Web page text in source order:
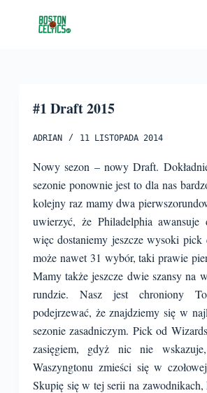
#1 Draft 2015
ADRIAN 11 LISTOPADA 2014
Nowy sezon – nowy Draft.
sezonie ponownie jest to dla nas
kolejny raz mamy dwa
uwierzyć, że Philadelphia
więc dostaniemy jeszcze wysoki
może nawet 31 wybór, taki prawie
Mamy także jeszcze dwie szansy na
rundzie. Nasz jest chroniony
podejrzewać, że znajdziemy się w
sezonie zasadniczym. Pick od
zasięgiem, gdyż nic nie
Waszyngtonu zmieści się w
Skupię się w tej serii na